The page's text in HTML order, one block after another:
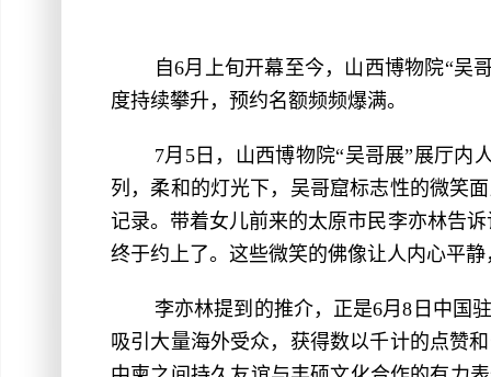
自6月上旬开幕至今，山西博物院“
度持续攀升，预约名额频频爆满。
7月5日，山西博物院“吴哥展”展厅内
列，柔和的灯光下，吴哥窟标志性的微笑
记录。带着女儿前来的太原市民李亦林告
终于约上了。这些微笑的佛像让人内心平
李亦林提到的推介，正是6月8日中国
吸引大量海外受众，获得数以千计的点赞